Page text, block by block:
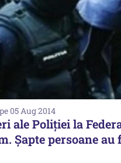
05 Aug 2014
ale Poliției la
Șapte persoane au